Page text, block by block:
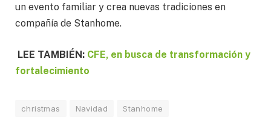
un evento familiar y crea nuevas tradiciones en
compañía de Stanhome.
LEE TAMBIÉN: CFE, en busca de transformación y
fortalecimiento
christmas Navidad Stanhome